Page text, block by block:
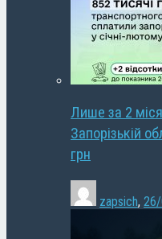
Лише за 2
Запорізькій
грн
zapsich,